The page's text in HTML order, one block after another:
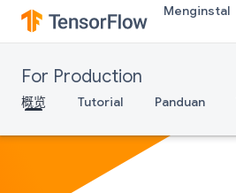
Menginstal
For Production
概览 Tutorial Panduan